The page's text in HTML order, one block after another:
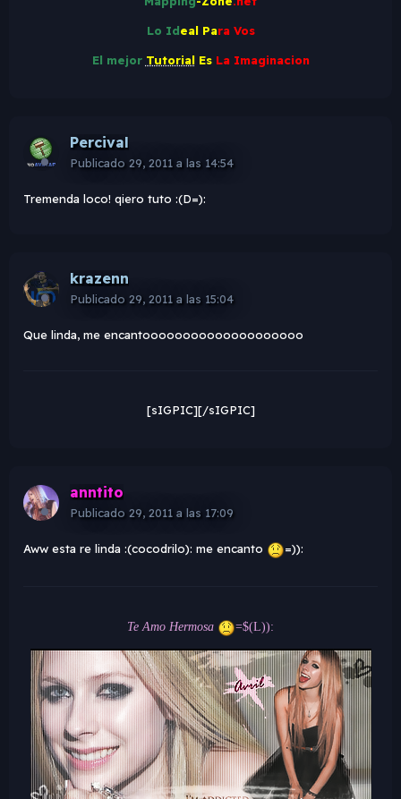
Lo Ideal Para Vos
El mejor TutorialEsLa Imaginacion
Percival
Publicado 29, 2011 a las 14:54
Tremenda loco! qiero tuto :(D=):
krazenn
Publicado 29, 2011 a las 15:04
Que linda, me encantoooooooooooooooooooo
[sIGPIC][/sIGPIC]
anntito
Publicado 29, 2011 a las 17:09
Aww esta re linda :(cocodrilo): me encanto =)):
Te Amo Hermosa =$(L)):